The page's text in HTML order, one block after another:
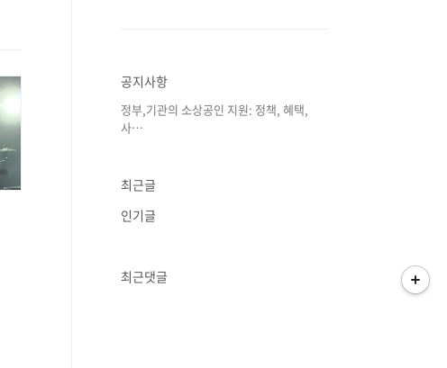
공지사항
정부,기관의 소상공인 지원: 정책, 혜택,
사⋯
최근글
인기글
최근댓글